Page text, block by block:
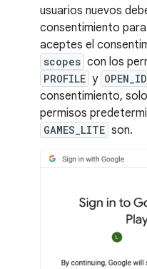
usuarios nuevos
consentimiento
aceptes el
scopes con los
PROFILE y OPEN_ID
consentimiento,
permisos
GAMES_LITE son.